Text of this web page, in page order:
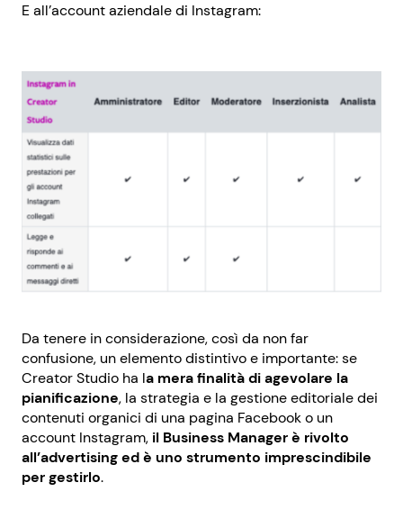
E all’account aziendale di Instagram:
Da tenere in considerazione, così da non far
confusione, un elemento distintivo e importante: se
Creator Studio ha la mera finalità di agevolare la
pianificazione, la strategia e la gestione editoriale dei
contenuti organici di una pagina Facebook o un
account Instagram, il Business Manager è rivolto
all’advertising ed è uno strumento imprescindibile
per gestirlo.